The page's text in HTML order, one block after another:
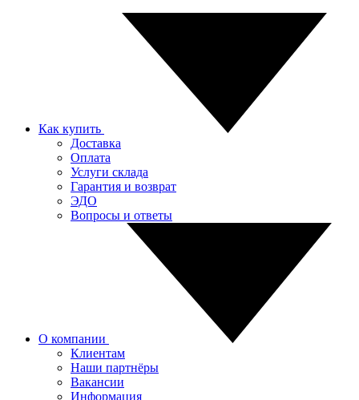
Как купить
Доставка
Оплата
Услуги склада
Гарантия и возврат
ЭДО
Вопросы и ответы
О компании
Клиентам
Наши партнёры
Вакансии
Информация